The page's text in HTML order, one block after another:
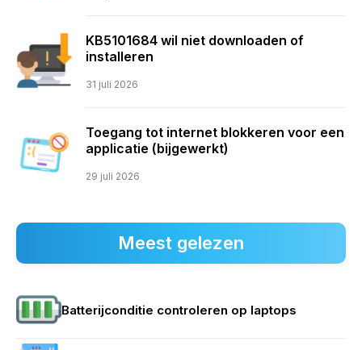
KB5101684 wil niet downloaden of
installeren
31 juli 2026
Toegang tot internet blokkeren voor een
applicatie (bijgewerkt)
29 juli 2026
Meest gelezen
Batterijconditie controleren op laptops